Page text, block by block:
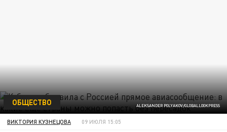
ALEKSANDER POLYAKOV/GLOBALLOOKPRESS
ОБЩЕСТВО
ВИКТОРИЯ КУЗНЕЦОВА 09 ИЮЛЯ 15:05